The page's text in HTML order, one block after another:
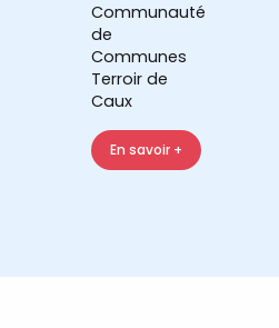
Communauté
de
Communes
Terroir de
Caux
En savoir +